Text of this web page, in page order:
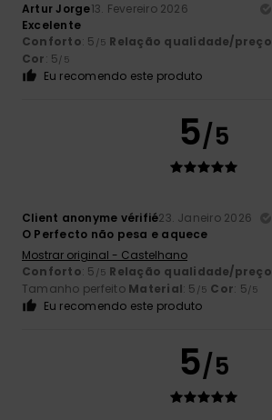
Artur Jorge13. Fevereiro 2026
Excelente
Conforto: 5 /5 Relação qualidade/preço
Cor: 5/5
Eu recomendo este produto
5/5
Client anonyme vérifié23. Janeiro 2026
O Perfecto não pesa e aquece
Mostrar original - Castelhano
Conforto: 5 /5 Relação qualidade/preço
Tamanho perfeito Material: 5 /5 Cor: 5/5
Eu recomendo este produto
5/5